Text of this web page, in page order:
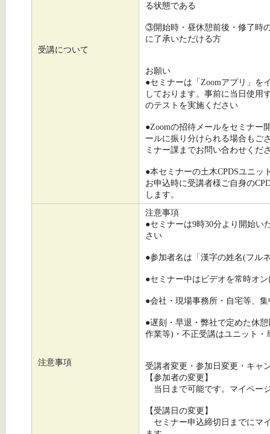
受講について
る状態である
③開始時・昼休憩前後・修了時
に了承いただける方
お願い
●セミナーは「Zoomアプリ」を
しております。事前に当日使用
のテストを実施ください
●Zoomの招待メールをセミナー
ールに振り分けられる場合もご
ミナー課までお問い合わせくだ
●本セミナーの土木CPDSユニッ
お申込時に受講者様ご自身の
します。
注意事項
注意事項
●セミナーは9時30分より開始い
さい
●参加者名は「漢字の姓名(フル
●セミナー中はビデオを常時オ
●会社・現場事務所・自宅等、
●遅刻・早退・弊社で定めた休
作業等)・不正受講はユニット
受講者変更・参加日変更・キャ
【参加者の変更】
当日まで可能です。マイペー
【受講日の変更】
セミナー申込締切日までにマ